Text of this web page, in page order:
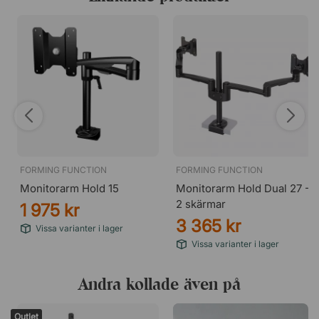
FORMING FUNCTION
Monitorarm Hold 15
1 975 kr
Vissa varianter i lager
FORMING FUNCTION
Monitorarm Hold Dual 27 -
2 skärmar
3 365 kr
Vissa varianter i lager
Andra kollade även på
Outlet